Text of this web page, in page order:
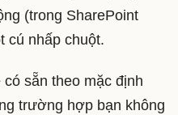
(trong SharePoint
cú nhấp chuột.
sẵn theo mặc định
trường hợp bạn không